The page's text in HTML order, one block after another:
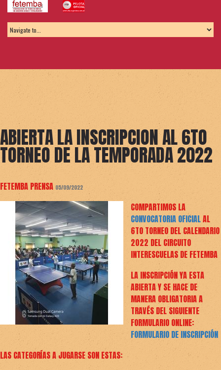
ABIERTA LA INSCRIPCION AL 6TO
TORNEO DE LA TEMPORADA 2022
FETEMBA PRENSA 05/09/2022
COMPARTIMOS LA
CONVOCATORIA OFICIALAL
6TO TORNEO DEL CALENDARIO
2022 DEL CIRCUITO
INTERESCUELAS DE FETEMBA
LA INSCRIPCIÓN YA ESTA
ABIERTA Y SE HACE DE
MANERA OBLIGATORIA A
TRAVÉS DEL SIGUIENTE
FORMULARIO ONLINE:
FORMULARIO DE INSCRIPCIÓN
LAS CATEGORÍAS A JUGARSE SON ESTAS: